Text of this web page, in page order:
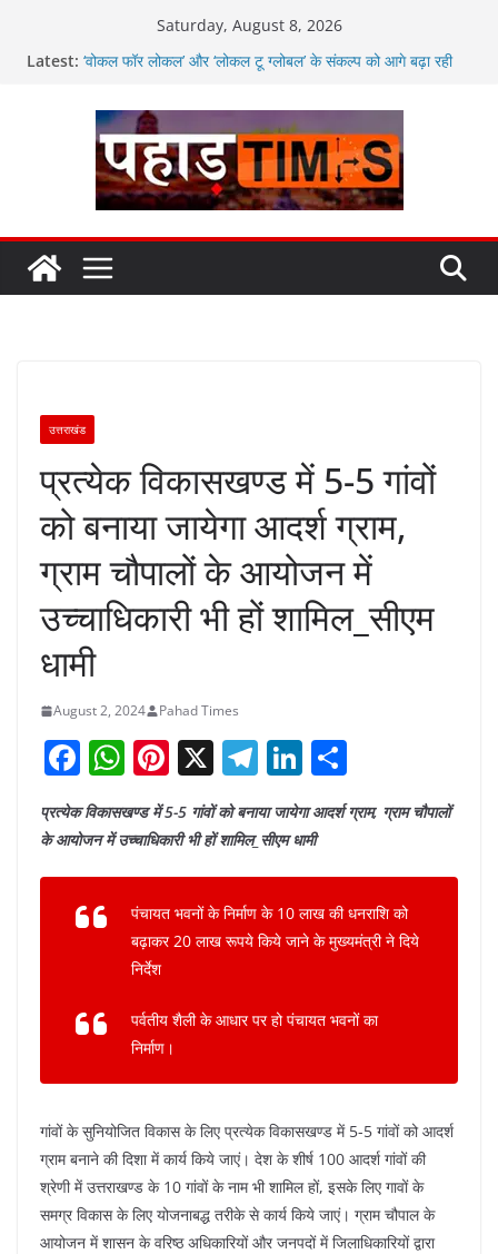
Saturday, August 8, 2026
Latest: ‘वोकल फॉर लोकल’ और ‘लोकल टू ग्लोबल’ के संकल्प को आगे बढ़ा रही
मतदाताओं से निरंतर संवाद करते रहें अधिकारी: सीईओ
उत्तराखंड में विभिन्न विकास योजनाओं के लिए 80 करोड़ रुपए
अगले दो दिनों में भारी से बहुत भारी वर्षा की संभावना, अलर्ट!
जनकल्याण, रोजगार, शिक्षा, श्रमिक हित और आधारभूत विकास को नई
गति : धामी कैबिनेट के ऐतिहासिक फैसले
उत्तराखंड
प्रत्येक विकासखण्ड में 5-5 गांवों
को बनाया जायेगा आदर्श ग्राम,
ग्राम चौपालों के आयोजन में
उच्चाधिकारी भी हों शामिल_सीएम
धामी
August 2, 2024 Pahad Times
F
a
c
e
b
o
k
W
at
s
A
p
p
Pi
nt
er
e
st
X T
e
gr
a
m
Li
k
e
dI
n
h
ar
e
प्रत्येक विकासखण्ड में 5-5 गांवों को बनाया जायेगा आदर्श ग्राम, ग्राम चौपालों
के आयोजन में उच्चाधिकारी भी हों शामिल_सीएम धामी
पंचायत भवनों के निर्माण के 10 लाख की धनराशि को
बढ़ाकर 20 लाख रूपये किये जाने के मुख्यमंत्री ने दिये
निर्देश
पर्वतीय शैली के आधार पर हो पंचायत भवनों का
निर्माण।
गांवों के सुनियोजित विकास के लिए प्रत्येक विकासखण्ड में 5-5 गांवों को आदर्श
ग्राम बनाने की दिशा में कार्य किये जाएं। देश के शीर्ष 100 आदर्श गांवों की
श्रेणी में उत्तराखण्ड के 10 गांवों के नाम भी शामिल हों, इसके लिए गावों के
समग्र विकास के लिए योजनाबद्ध तरीके से कार्य किये जाएं। ग्राम चौपाल के
आयोजन में शासन के वरिष्ठ अधिकारियों और जनपदों में जिलाधिकारियों द्वारा